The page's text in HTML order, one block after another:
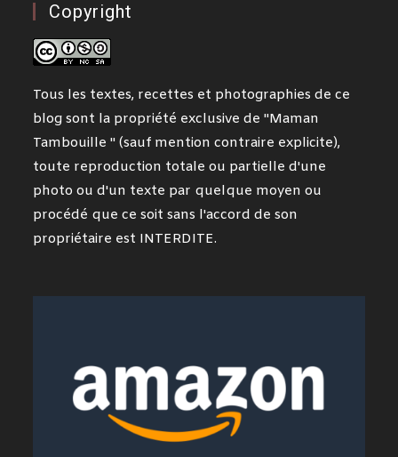
Copyright
Tous les textes, recettes et photographies de ce
blog sont la propriété exclusive de "Maman
Tambouille " (sauf mention contraire explicite),
toute reproduction totale ou partielle d'une
photo ou d'un texte par quelque moyen ou
procédé que ce soit sans l'accord de son
propriétaire est INTERDITE.